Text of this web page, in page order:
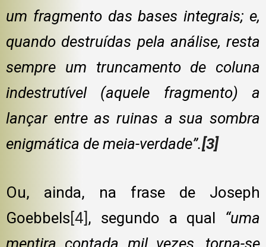
um fragmento das bases integrais; e,
quando destruídas pela análise, resta
sempre um truncamento de coluna
indestrutível (aquele fragmento) a
lançar entre as ruinas a sua sombra
enigmática de meia-verdade”.[3]
Ou, ainda, na frase de Joseph
Goebbels[4] , segundo a qual “uma
mentira contada mil vezes, torna-se